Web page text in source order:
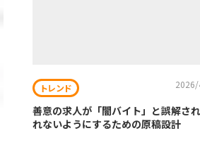
トレンド
善意の求人が「闇バイト」と誤解さ
れないようにするための原稿設計